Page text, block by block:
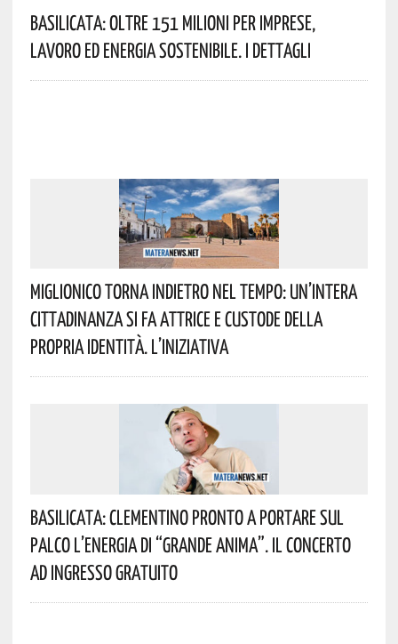
Basilicata: Oltre 151 Milioni Per Imprese,
Lavoro Ed Energia Sostenibile. I Dettagli
Miglionico Torna Indietro Nel Tempo: Un’intera
Cittadinanza Si Fa Attrice E Custode Della
Propria Identità. L’iniziativa
Basilicata: Clementino Pronto A Portare Sul
Palco L’energia Di “Grande Anima”. Il Concerto
Ad Ingresso Gratuito